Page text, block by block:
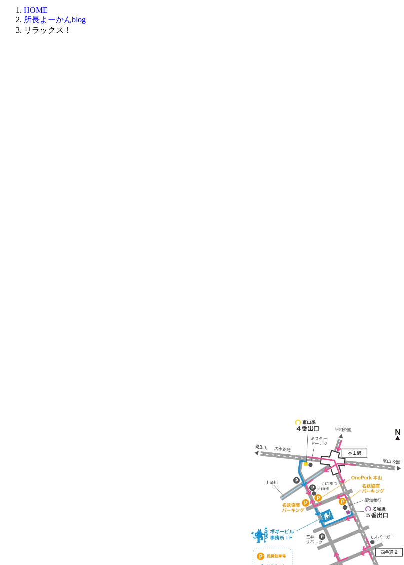
HOME
所長よーかんblog
リラックス！